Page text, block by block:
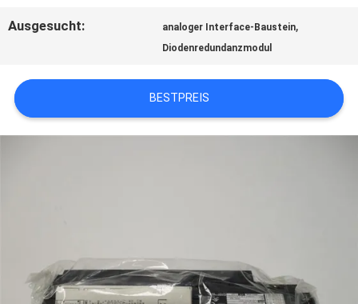
NACHRICHTEN
ALLE
FÄLLE
Ausgesucht: analoger Interface-Baustein,
Diodenredundanzmodul
BESTPREIS